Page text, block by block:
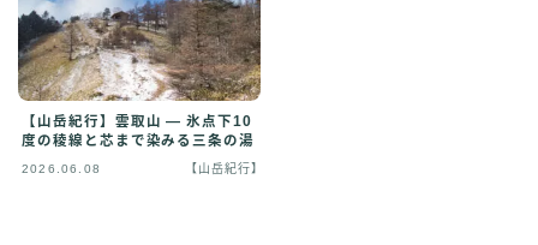
Japanese
【山岳紀行】雲取山 — 氷点下10
度の稜線と芯まで染みる三条の湯
2026.06.08 【山岳紀行】